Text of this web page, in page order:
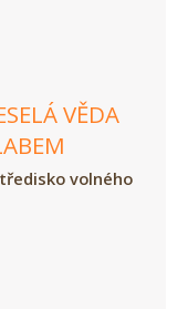
VĚDA
volného